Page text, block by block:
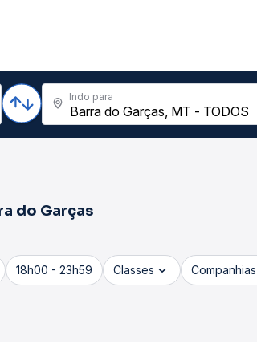
Indo para
do Garças
18h00 - 23h59 Classes Companhias